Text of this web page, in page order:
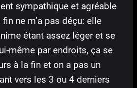
sympathique et agréable
fin ne m’a pas déçu: elle
étant assez léger et se
même par endroits, ça se
à la fin et on a pas un
vers les 3 ou 4 derniers